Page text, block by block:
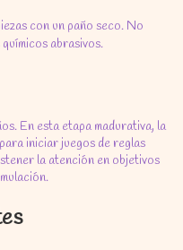
con un paño seco. No
abrasivos.
En esta etapa madurativa, la
iniciar juegos de reglas
la atención en objetivos